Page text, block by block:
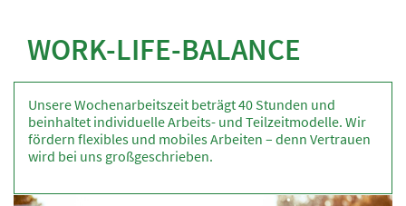
WORK-LIFE-BALANCE
Unsere Wochenarbeitszeit beträgt 40 Stunden und
beinhaltet individuelle Arbeits- und Teilzeitmodelle. Wir
fördern flexibles und mobiles Arbeiten – denn Vertrauen
wird bei uns großgeschrieben.